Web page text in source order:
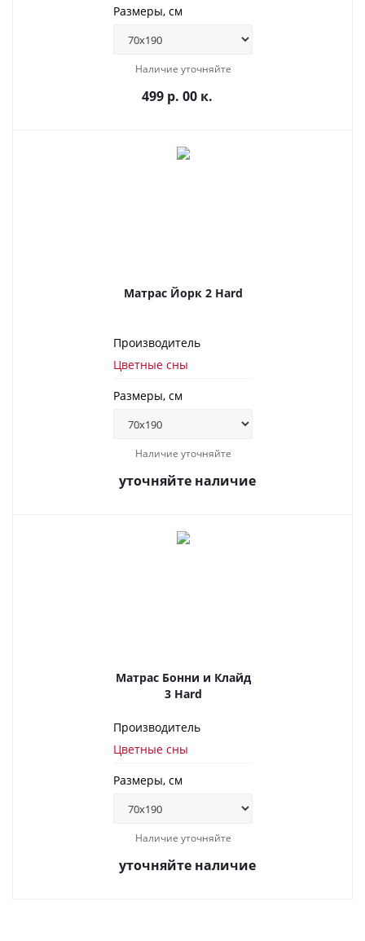
Размеры, см
Наличие уточняйте
499 р. 00 к.
Матрас Йорк 2 Hard
Производитель
Цветные сны
Размеры, см
Наличие уточняйте
уточняйте наличие
Матрас Бонни и Клайд
3 Hard
Производитель
Цветные сны
Размеры, см
Наличие уточняйте
уточняйте наличие